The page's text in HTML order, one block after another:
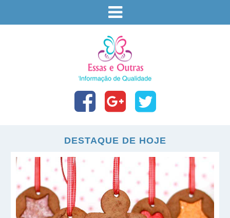
DESTAQUE DE HOJE